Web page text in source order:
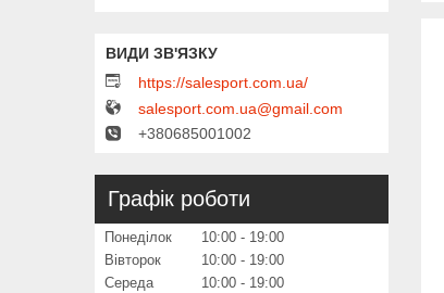
https://salesport.com.ua/
salesport.com.ua@gmail.com
+380685001002
Графік роботи
Понеділок 10:00
19:00
Вівторок
10:00
19:00
Середа
10:00
19:00